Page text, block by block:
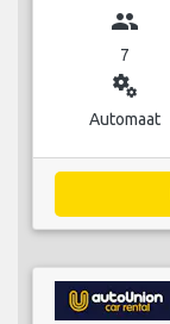
group
7
miscellaneous_services
Automaat